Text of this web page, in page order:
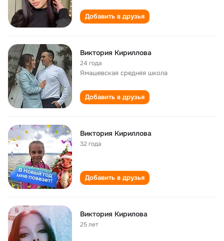
Добавить в друзья
Виктория Кириллова
24 года
Ямашевская средняя школа
Добавить в друзья
Виктория Кириллова
32 года
Добавить в друзья
Виктория Кирилова
25 лет